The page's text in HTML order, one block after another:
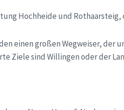
Hochheide und
einen großen Wegweiser, der
Ziele sind Willingen oder der